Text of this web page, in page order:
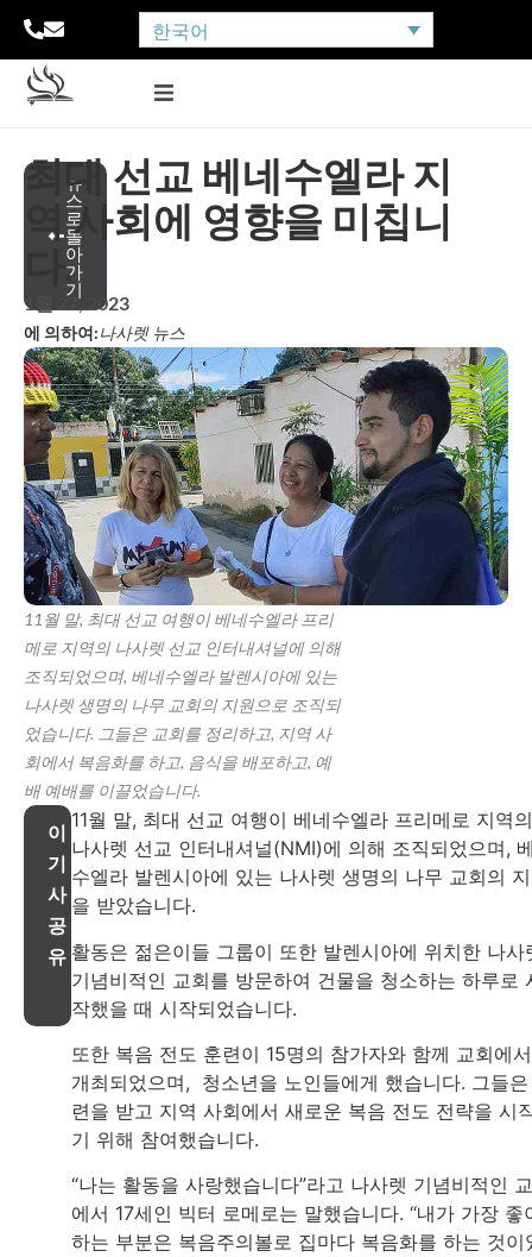
한국어
뉴
스
로
돌
아
가
기
최대 선교 베네수엘라 지
역 사회에 영향을 미칩니
다.
1월 27, 2023
에 의하여:나사렛 뉴스
11월 말, 최대 선교 여행이 베네수엘라 프리
메로 지역의 나사렛 선교 인터내셔널에 의해
조직되었으며, 베네수엘라 발렌시아에 있는
나사렛 생명의 나무 교회의 지원으로 조직되
었습니다. 그들은 교회를 정리하고, 지역 사
회에서 복음화를 하고, 음식을 배포하고, 예
배 예배를 이끌었습니다.
이
기
사
공
유
11월 말, 최대 선교 여행이 베네수엘라 프리메로 지역의
나사렛 선교 인터내셔널(NMI)에 의해 조직되었으며,
수엘라 발렌시아에 있는 나사렛 생명의 나무 교회의
을 받았습니다.
활동은 젊은이들 그룹이 또한 발렌시아에 위치한 나사
기념비적인 교회를 방문하여 건물을 청소하는 하루로
작했을 때 시작되었습니다.
또한 복음 전도 훈련이 15명의 참가자와 함께 교회에서
개최되었으며, 청소년을 노인들에게 했습니다. 그들
련을 받고 지역 사회에서 새로운 복음 전도 전략을 시
기 위해 참여했습니다.
“나는 활동을 사랑했습니다”라고 나사렛 기념비적인
에서 17세인 빅터 로메로는 말했습니다. “내가 가장 좋
하는 부분은 복음주의볼로 집마다 복음화를 하는 것이